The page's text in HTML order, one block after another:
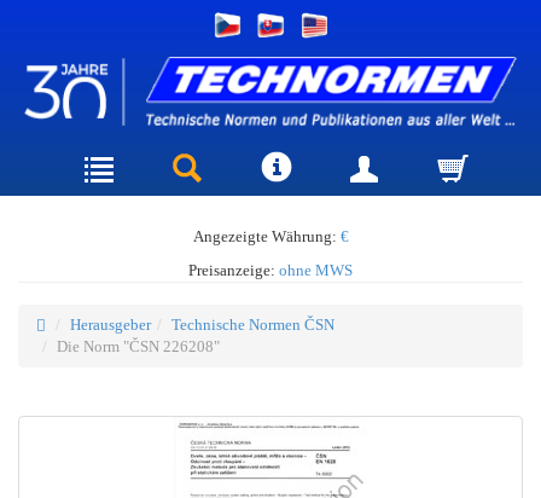
Angezeigte Währung: €
Preisanzeige: ohne MWS
Herausgeber
Technische Normen ČSN
Die Norm "ČSN 226208"